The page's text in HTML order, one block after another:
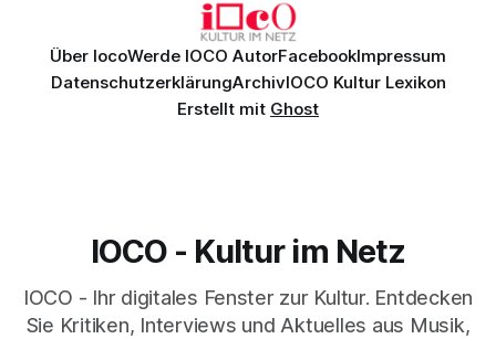
Über IocoWerde IOCO AutorFacebookImpressum
DatenschutzerklärungArchivIOCO Kultur Lexikon
Erstellt mit Ghost
IOCO - Kultur im Netz
IOCO - Ihr digitales Fenster zur Kultur. Entdecken
Sie Kritiken, Interviews und Aktuelles aus Musik,